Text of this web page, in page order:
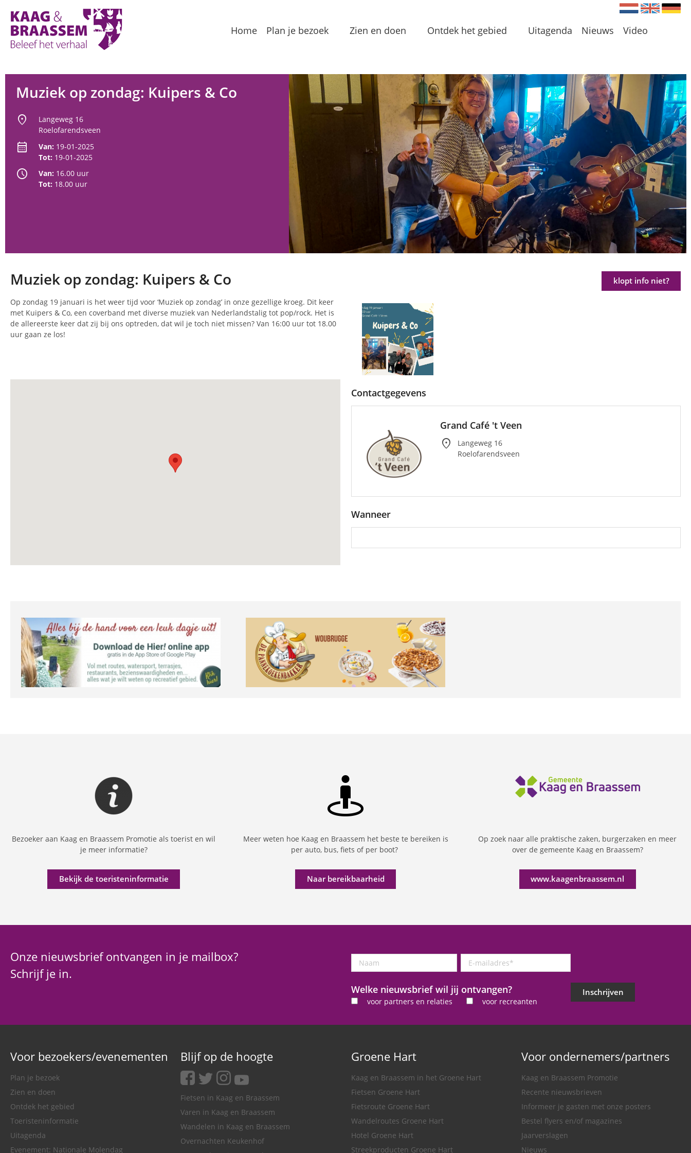
Nederlands
Engels
Home Plan je bezoek
Toeristeninformatie
Overnachten
Groepslocaties
Voorzieningen
Zien en doen
Bezienswaardigheden
Eten & Drinken
Routes
Streekproducten
Vermaak
Waterrecreatie
Ontdek het gebied
Meren en Plassen
Verhalen
In de omgeving
Lokale initiatieven
Uitagenda Nieuws Video
Muziek op zondag: Kuipers & Co
location_on
Langeweg 16
Roelofarendsveen
calendar_month Van: 19-01-2025
Tot: 19-01-2025
schedule Van: 16.00 uur
Tot: 18.00 uur
Muziek op zondag: Kuipers & Co
Op zondag 19 januari is het weer tijd voor ‘Muziek op zondag’ in onze gezellige kroeg. Dit keer
met Kuipers & Co, een coverband met diverse muziek van Nederlandstalig tot pop/rock. Het is
de allereerste keer dat zij bij ons optreden, dat wil je toch niet missen? Van 16:00 uur tot 18.00
uur gaan ze los!
klopt info niet?
Contactgegevens
Grand Café 't Veen
location_on
Langeweg 16
Roelofarendsveen
Wanneer
Bezoeker aan Kaag en Braassem Promotie als toerist en wil
je meer informatie?
Bekijk de toeristeninformatie
Meer weten hoe Kaag en Braassem het beste te bereiken is
per auto, bus, fiets of per boot?
Naar bereikbaarheid
Op zoek naar alle praktische zaken, burgerzaken en meer
over de gemeente Kaag en Braassem?
www.kaagenbraassem.nl
Onze nieuwsbrief ontvangen in je mailbox?
Schrijf je in.
Naam
mailadres
Welke nieuwsbrief wil jij ontvangen?
voor partners en relaties voor recreanten
Inschrijven
Voor bezoekers/evenementen
Plan je bezoek
Zien en doen
Ontdek het gebied
Toeristeninformatie
Uitagenda
Evenement: Nationale Molendag
Blijf op de hoogte
facebook
twitterinstagram
youtube
Fietsen in Kaag en Braassem
Varen in Kaag en Braassem
Wandelen in Kaag en Braassem
Overnachten Keukenhof
Groene Hart
Kaag en Braassem in het Groene Hart
Fietsen Groene Hart
Fietsroute Groene Hart
Wandelroutes Groene Hart
Hotel Groene Hart
Streekproducten Groene Hart
Voor ondernemers/partners
Kaag en Braassem Promotie
Recente nieuwsbrieven
Informeer je gasten met onze posters
Bestel flyers en/of magazines
Jaarverslagen
Nieuws